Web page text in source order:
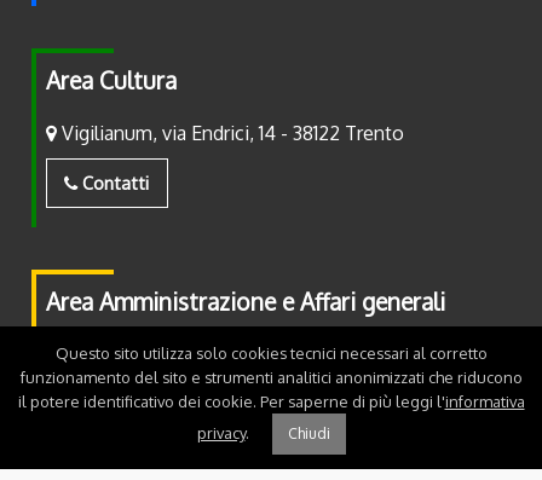
Area Cultura
Vigilianum, via Endrici, 14 - 38122 Trento
Contatti
Area Amministrazione e Affari generali
Piazza Fiera, 2 - 38122 Trento
Contatti
Questo sito utilizza solo cookies tecnici necessari al corretto
funzionamento del sito e strumenti analitici anonimizzati che riducono
il potere identificativo dei cookie. Per saperne di più leggi l'informativa
privacy. Chiudi